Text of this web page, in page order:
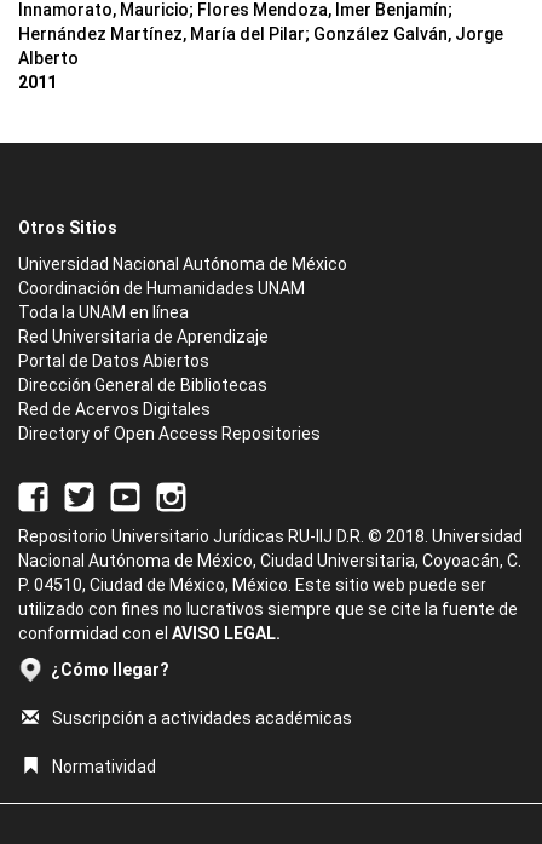
Innamorato, Mauricio; Flores Mendoza, Imer Benjamín;
Hernández Martínez, María del Pilar; González Galván, Jorge
Alberto
2011
Otros Sitios
Universidad Nacional Autónoma de México
Coordinación de Humanidades UNAM
Toda la UNAM en línea
Red Universitaria de Aprendizaje
Portal de Datos Abiertos
Dirección General de Bibliotecas
Red de Acervos Digitales
Directory of Open Access Repositories
Repositorio Universitario Jurídicas RU-IIJ D.R. © 2018. Universidad
Nacional Autónoma de México, Ciudad Universitaria, Coyoacán, C.
P. 04510, Ciudad de México, México. Este sitio web puede ser
utilizado con fines no lucrativos siempre que se cite la fuente de
conformidad con el AVISO LEGAL.
¿Cómo llegar?
Suscripción a actividades académicas
Normatividad